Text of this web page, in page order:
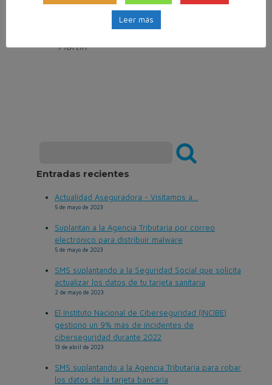
operaciones.
Fuente: La Tribuna de Toledo. E.
Martín
Entradas recientes
Actualidad Aseguradora - Visitamos a...
5 de mayo de 2023
Suplantan a la Agencia Tributaria por correo
electrónico para distribuir malware
5 de mayo de 2023
SMS suplantando a la Seguridad Social que solicita
actualizar los datos de tu tarjeta sanitaria
2 de mayo de 2023
El Instituto Nacional de Ciberseguridad (INCIBE)
gestionó un 9% más de incidentes de
ciberseguridad durante 2022
13 de abril de 2023
SMS suplantando a la Agencia Tributaria para robar
los datos de la tarjeta bancaria
Leer más